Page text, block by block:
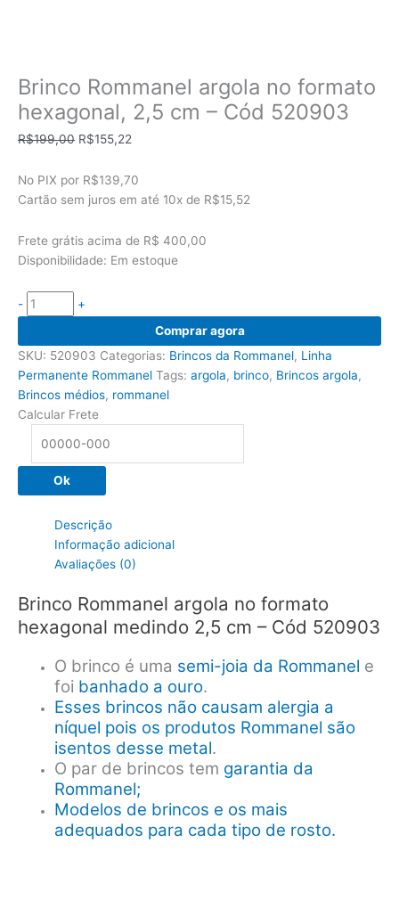
Brinco Rommanel argola no formato
hexagonal, 2,5 cm – Cód 520903
R$199,00 O
original
era:
R$155,22
atual
é:
No PIX por R$139,70
Cartão sem juros em até 10x de R$15,52
Frete grátis acima de R$ 400,00
Disponibilidade: Em estoque
-
Rommanel
argola
no
formato
hexagonal,
cm
520903
quantidade
+
Comprar agora
SKU: 520903 Categorias: Brincos da Rommanel, Linha
Permanente Rommanel Tags: argola, brinco, Brincos argola,
Brincos médios, rommanel
Calcular Frete
Ok
Descrição
Informação adicional
Avaliações (0)
Brinco Rommanel argola no formato
hexagonal medindo 2,5 cm – Cód 520903
O brinco é uma semi-joia da Rommanel e
foi banhado a ouro.
Esses brincos não causam alergia a
níquel pois os produtos Rommanel são
isentos desse metal.
O par de brincos tem garantia da
Rommanel;
Modelos de brincos e os mais
adequados para cada tipo de rosto.